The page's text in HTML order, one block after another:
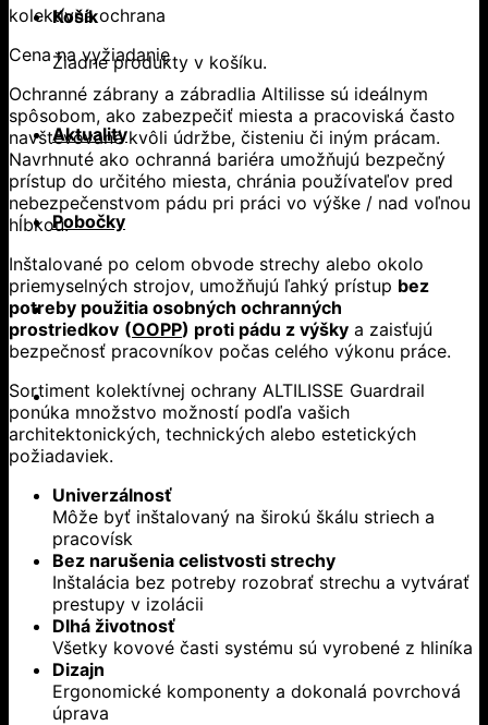
Košík
Žiadne produkty v košíku.
Aktuality
Pobočky
kolektívna ochrana
Cena na vyžiadanie
Ochranné zábrany a zábradlia Altilisse sú ideálnym
spôsobom, ako zabezpečiť miesta a pracoviská často
navštevované kvôli údržbe, čisteniu či iným prácam.
Navrhnuté ako ochranná bariéra umožňujú bezpečný
prístup do určitého miesta, chránia používateľov pred
nebezpečenstvom pádu pri práci vo výške / nad voľnou
hĺbkou.
Inštalované po celom obvode strechy alebo okolo
priemyselných strojov, umožňujú ľahký prístup bez
potreby použitia osobných ochranných
prostriedkov (OOPP) proti pádu z výšky a zaisťujú
bezpečnosť pracovníkov počas celého výkonu práce.
Sortiment kolektívnej ochrany ALTILISSE Guardrail
ponúka množstvo možností podľa vašich
architektonických, technických alebo estetických
požiadaviek.
Univerzálnosť
Môže byť inštalovaný na širokú škálu striech a
pracovísk
Bez narušenia celistvosti strechy
Inštalácia bez potreby rozobrať strechu a vytvárať
prestupy v izolácii
Dlhá životnosť
Všetky kovové časti systému sú vyrobené z hliníka
Dizajn
Ergonomické komponenty a dokonalá povrchová
úprava